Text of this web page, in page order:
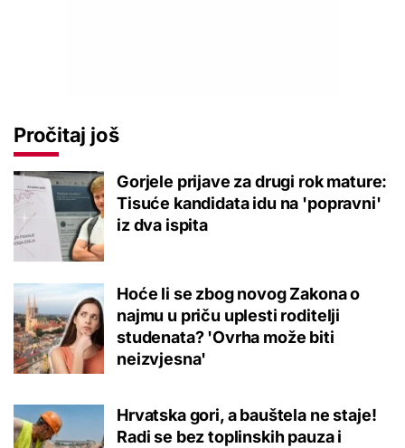
Pročitaj još
Gorjele prijave za drugi rok mature:
Tisuće kandidata idu na 'popravni'
iz dva ispita
Hoće li se zbog novog Zakona o
najmu u priču uplesti roditelji
studenata? 'Ovrha može biti
neizvjesna'
Hrvatska gori, a bauštela ne staje!
Radi se bez toplinskih pauza i